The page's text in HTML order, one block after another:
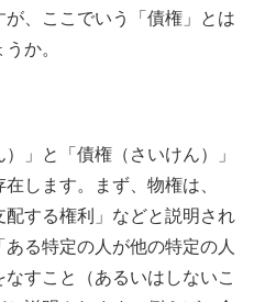
、ここでいう「債権」とは
か。
」と「債権（さいけん）」
します。まず、物権は、
配する権利」などと説明され
る特定の人が他の特定の人
すこと（あるいはしないこ